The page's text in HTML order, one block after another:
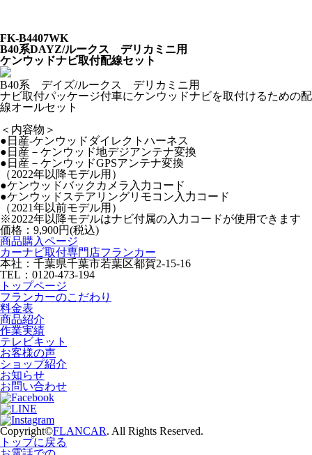
FK-B4407WK
B40系DAYZ/ルークス デリカミニ用
ケンウッドナビ取付配線セット
B40系 デイズ/ルークス デリカミニ用
ナビ取付パッケージ付車にケンウッドナビを取付けるための配
線オールセット
＜内容物＞
●日産-ケンウッドダイレクトハーネス
●日産－ケンウッド地デジアンテナ変換
●日産－ケンウッドGPSアンテナ変換
（2022年以降モデル用）
●ケンウッドバックカメラ入力コード
●ケンウッドステアリングリモコン入力コード
（2021年以前モデル用）
※2022年以降モデルはナビ付属の入力コードが使用できます
価格： 9,900円(税込)
商品購入ページ
カーナビ取付専⾨店フランカー
本社：千葉県千葉市若葉区都賀2-15-16
TEL：0120-473-194
トップページ
フランカーのこだわり
料金表
商品紹介
作業実績
テレビキット
お客様の声
ショップ紹介
お知らせ
お問い合わせ
Copyright©FLANCAR. All Rights Reserved.
トップに戻る